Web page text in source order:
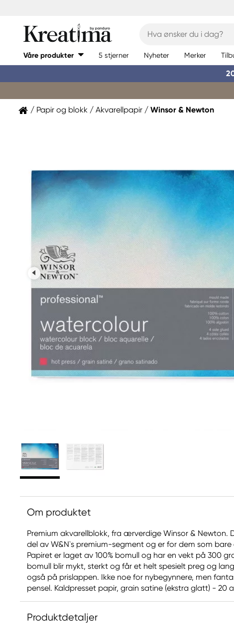
Våre produkter 5 stjerner Nyheter Merker
Papir og blokk Akvarellpapir Winsor & Newton
Om produktet
Premium akvarellblokk, fra ærverdige Winsor & Newton.
del av W&N`s premium-segment og er for dem som
Papiret er laget av 100% bomull og har en vekt på 300
bomull blir mykt, sterkt og får et helt spesielt preg og
også på prislappen. Ikke noe for nybegynnere, men
pensel. Kaldpresset papir, grain satine (ekstra glatt) - 20
Produktdetaljer